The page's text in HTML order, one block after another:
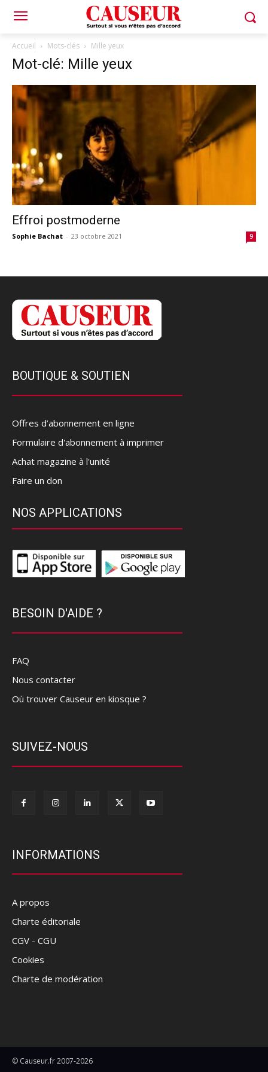
Accueil Mots-clés Mille yeux
Mot-clé: Mille yeux
Effroi postmoderne
Sophie Bachat - 23 octobre 2021 9
BOUTIQUE & SOUTIEN
Offres d’abonnement en ligne
Formulaire d'abonnement à imprimer
Achat magazine à l'unité
Faire un don
NOS APPLICATIONS
BESOIN D'AIDE ?
FAQ
Nous contacter
Où trouver Causeur en kiosque ?
SUIVEZ-NOUS
INFORMATIONS
A propos
Charte éditoriale
CGV - CGU
Cookies
Charte de modération
© Causeur.fr 2007-2026